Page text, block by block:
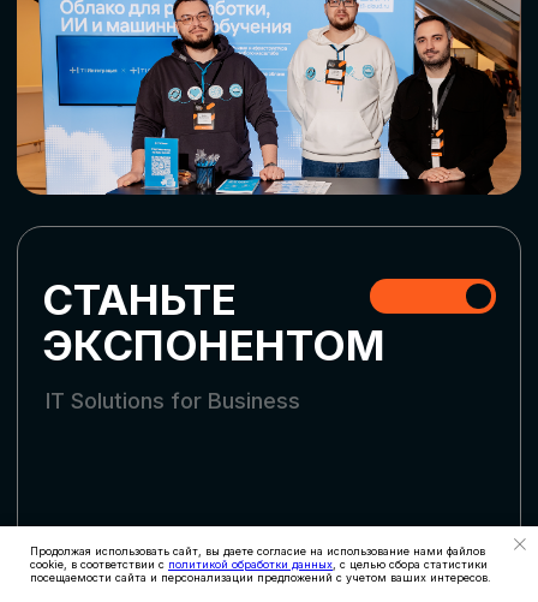
Продолжая использовать сайт, вы даете согласие на использование нами файлов
cookie, в соответствии с политикой обработки данных , с целью сбора статистики
посещаемости сайта и персонализации предложений с учетом ваших интересов.
АККРЕДИТАЦИЯ
СМИ
СКАЧАТЬ ПРОГРАММУ
СТАТЬ УЧАСТНИКОМ